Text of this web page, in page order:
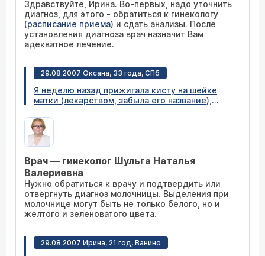
Здравствуйте, Ирина. Во-первых, надо уточнить
диагноз, для этого - обратиться к гинекологу
(расписание приема) и сдать анализы. После
установления диагноза врач назначит Вам
адекватное лечение.
29.08.2007 Оксана, 33 года, СПб
Я неделю назад прижигала кисту на шейке
матки (лекарством, забыла его название),
выделения не белые (творожные), как обычно
при молочнице, а ярко желтые. Что делать,
подскажите?
Врач — гинеколог Шульга Наталья
Валериевна
Нужно обратиться к врачу и подтвердить или
отвергнуть диагноз молочницы. Выделения при
молочнице могут быть не только белого, но и
желтого и зеленоватого цвета.
29.08.2007 Ирина, 21 год, Ванино